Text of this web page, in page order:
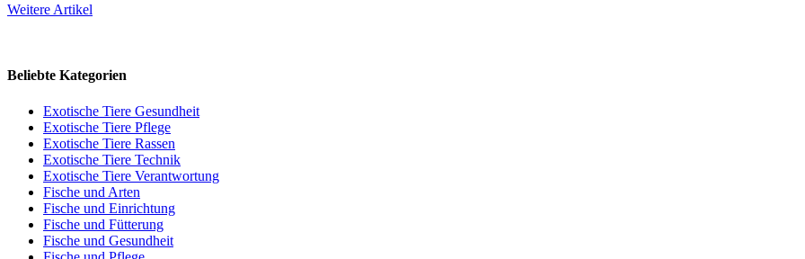
Weitere Artikel
Beliebte Kategorien
Exotische Tiere Gesundheit
Exotische Tiere Pflege
Exotische Tiere Rassen
Exotische Tiere Technik
Exotische Tiere Verantwortung
Fische und Arten
Fische und Einrichtung
Fische und Fütterung
Fische und Gesundheit